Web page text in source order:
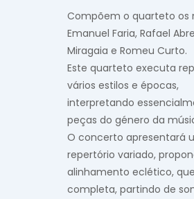
Compõem o quarteto os
Emanuel Faria, Rafael
Miragaia e Romeu Curto.
Este quarteto executa
vários estilos e épocas,
interpretando
peças do género da
O concerto apresentará
repertório variado,
alinhamento eclético,
completa, partindo de